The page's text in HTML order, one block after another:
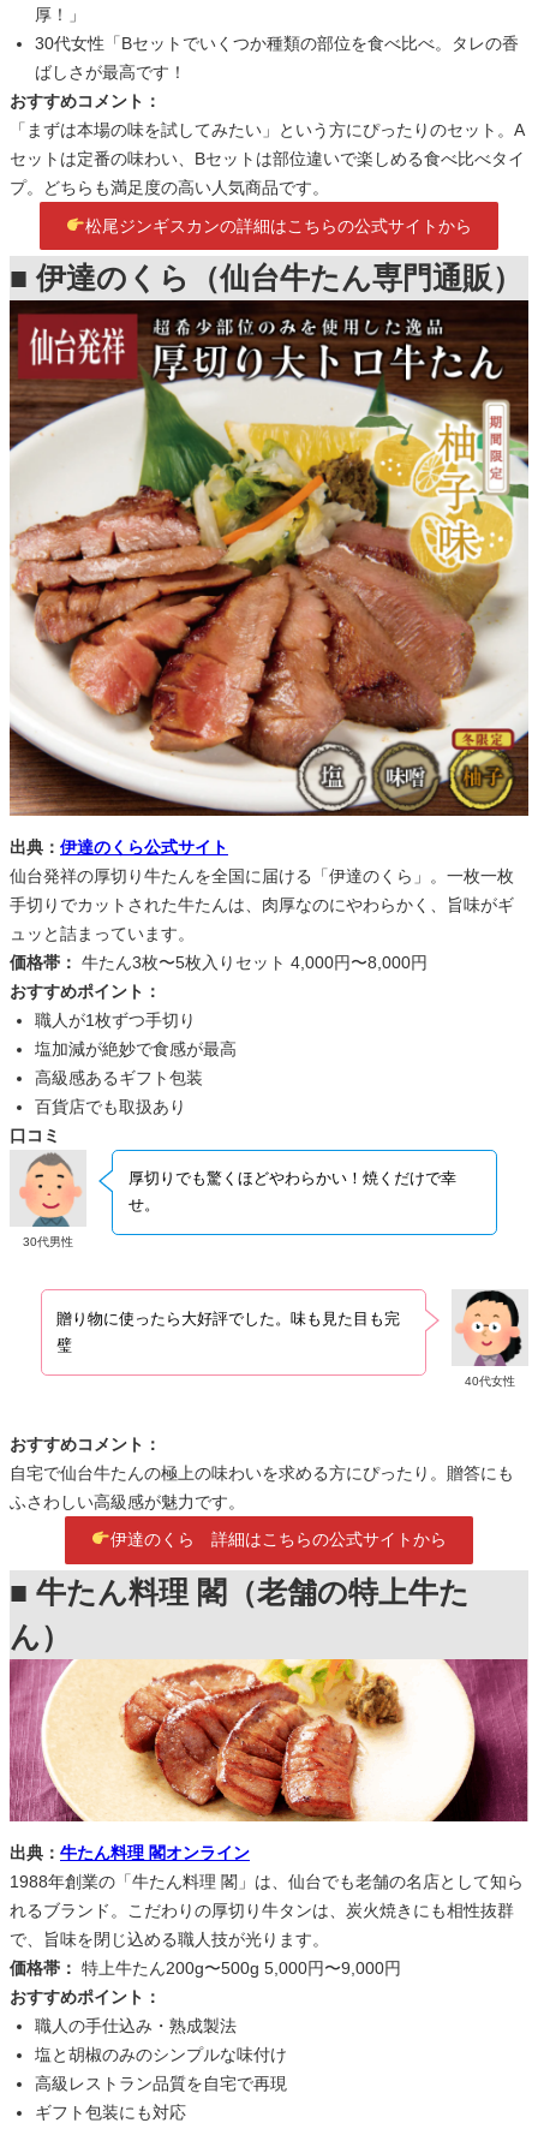
厚！」
30代女性「Bセットでいくつか種類の部位を食べ比べ。タレの香
ばしさが最高です！
おすすめコメント：
「まずは本場の味を試してみたい」という方にぴったりのセット。A
セットは定番の味わい、Bセットは部位違いで楽しめる食べ比べタイ
プ。どちらも満足度の高い人気商品です。
松尾ジンギスカンの詳細はこちらの公式サイトから
■ 伊達のくら（仙台牛たん専門通販）
出典： 伊達のくら公式サイト
仙台発祥の厚切り牛たんを全国に届ける「伊達のくら」。一枚一枚
手切りでカットされた牛たんは、肉厚なのにやわらかく、旨味がギ
ュッと詰まっています。
価格帯： 牛たん3枚〜5枚入りセット 4,000円〜8,000円
おすすめポイント：
職人が1枚ずつ手切り
塩加減が絶妙で食感が最高
高級感あるギフト包装
百貨店でも取扱あり
口コミ
30代男性
厚切りでも驚くほどやわらかい！焼くだけで幸
せ。
40代女性
贈り物に使ったら大好評でした。味も見た目も完
璧
おすすめコメント：
自宅で仙台牛たんの極上の味わいを求める方にぴったり。贈答にも
ふさわしい高級感が魅力です。
伊達のくら 詳細はこちらの公式サイトから
■ 牛たん料理 閣（老舗の特上牛た
ん）
出典： 牛たん料理 閣オンライン
1988年創業の「牛たん料理 閣」は、仙台でも老舗の名店として知ら
れるブランド。こだわりの厚切り牛タンは、炭火焼きにも相性抜群
で、旨味を閉じ込める職人技が光ります。
価格帯： 特上牛たん200g〜500g 5,000円〜9,000円
おすすめポイント：
職人の手仕込み・熟成製法
塩と胡椒のみのシンプルな味付け
高級レストラン品質を自宅で再現
ギフト包装にも対応